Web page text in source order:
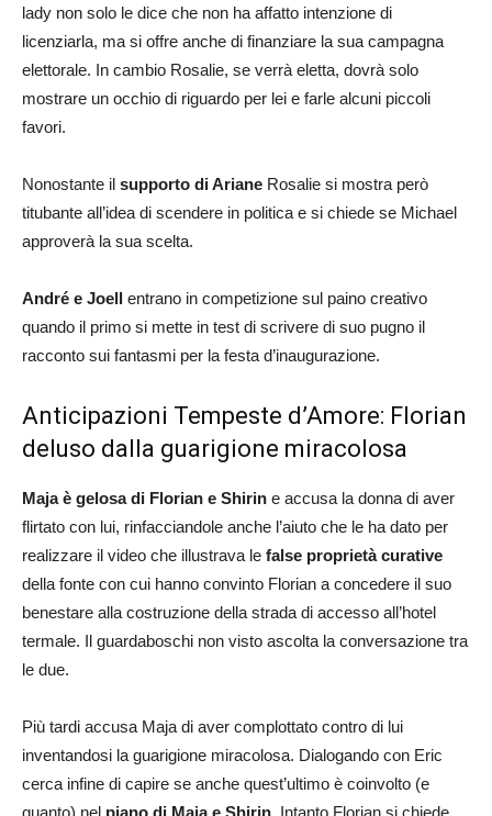
lady non solo le dice che non ha affatto intenzione di
licenziarla, ma si offre anche di finanziare la sua campagna
elettorale. In cambio Rosalie, se verrà eletta, dovrà solo
mostrare un occhio di riguardo per lei e farle alcuni piccoli
favori.
Nonostante il supporto di Ariane Rosalie si mostra però
titubante all’idea di scendere in politica e si chiede se Michael
approverà la sua scelta.
André e Joell entrano in competizione sul paino creativo
quando il primo si mette in test di scrivere di suo pugno il
racconto sui fantasmi per la festa d’inaugurazione.
Anticipazioni Tempeste d’Amore: Florian
deluso dalla guarigione miracolosa
Maja è gelosa di Florian e Shirin e accusa la donna di aver
flirtato con lui, rinfacciandole anche l’aiuto che le ha dato per
realizzare il video che illustrava le false proprietà curative
della fonte con cui hanno convinto Florian a concedere il suo
benestare alla costruzione della strada di accesso all’hotel
termale. Il guardaboschi non visto ascolta la conversazione tra
le due.
Più tardi accusa Maja di aver complottato contro di lui
inventandosi la guarigione miracolosa. Dialogando con Eric
cerca infine di capire se anche quest’ultimo è coinvolto (e
quanto) nel piano di Maja e Shirin . Intanto Florian si chiede